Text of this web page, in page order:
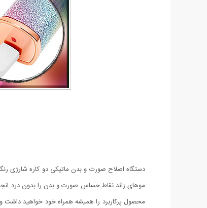
دستگاه اصلاح صورت و بدن ماتیکی دو کاره شارژی
موهای زائد نقاط حساس صورت و بدن را بدون درد
محصول پرکاربرد را همیشه همراه خود خواهید